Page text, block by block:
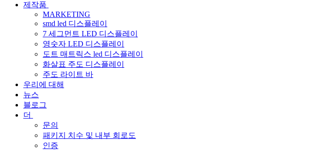
제작품
MARKETING
smd led 디스플레이
7 세그먼트 LED 디스플레이
영숫자 LED 디스플레이
도트 매트릭스 led 디스플레이
화살표 주도 디스플레이
주도 라이트 바
우리에 대해
뉴스
블로그
더
문의
패키지 치수 및 내부 회로도
인증